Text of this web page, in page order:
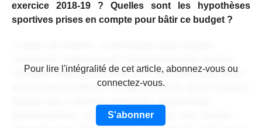
exercice 2018-19 ? Quelles sont les hypothèses
sportives prises en compte pour bâtir ce budget ?
vulputate magna at, pulvinar arcu. Maecenas sollicitudin
turpis a mauris ultrices, ac dignissim nunc auctor. Aenean
elementum felis, ut lacinia nulla urna ac urna. Nullam
CONTENU RÉSERVÉ AUX
ABONNÉS
Pour lire l'intégralité de cet article, abonnez-vous ou
connectez-vous.
S'abonner